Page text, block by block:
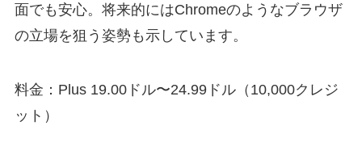
面でも安心。将来的にはChromeのようなブラウザ
の立場を狙う姿勢も示しています。
料金：Plus 19.00ドル〜24.99ドル（10,000クレジ
ット）